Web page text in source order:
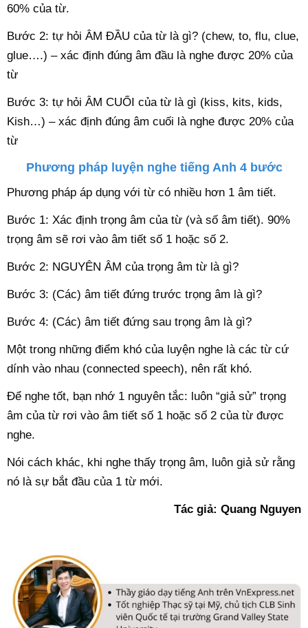
60% của từ.
Bước 2: tự hỏi ÂM ĐẦU của từ là gì? (chew, to, flu, clue,
glue….) – xác định đúng âm đầu là nghe được 20% của
từ
Bước 3: tự hỏi ÂM CUỐI của từ là gì (kiss, kits, kids,
Kish…) – xác định đúng âm cuối là nghe được 20% của
từ
Phương pháp luyện nghe tiếng Anh 4 bước
Phương pháp áp dụng với từ có nhiều hơn 1 âm tiết.
Bước 1: Xác định trọng âm của từ (và số âm tiết). 90%
trọng âm sẽ rơi vào âm tiết số 1 hoặc số 2.
Bước 2: NGUYÊN ÂM của trọng âm từ là gì?
Bước 3: (Các) âm tiết đứng trước trọng âm là gì?
Bước 4: (Các) âm tiết đứng sau trọng âm là gì?
Một trong những điểm khó của luyện nghe là các từ cứ
dính vào nhau (connected speech), nên rất khó.
Để nghe tốt, bạn nhớ 1 nguyên tắc: luôn “giả sử” trọng
âm của từ rơi vào âm tiết số 1 hoặc số 2 của từ được
nghe.
Nói cách khác, khi nghe thấy trọng âm, luôn giả sử rằng
nó là sự bắt đầu của 1 từ mới.
Tác giả: Quang Nguyen